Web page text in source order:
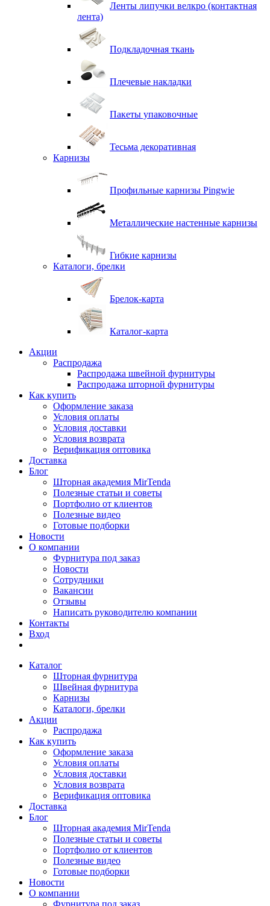
Ленты липучки велкро (контактная
лента)
Подкладочная ткань
Плечевые накладки
Пакеты упаковочные
Тесьма декоративная
Карнизы
Профильные карнизы Pingwie
Металлические настенные карнизы
Гибкие карнизы
Каталоги, брелки
Брелок-карта
Каталог-карта
Акции
Распродажа
Распродажа швейной фурнитуры
Распродажа шторной фурнитуры
Как купить
Оформление заказа
Условия оплаты
Условия доставки
Условия возврата
Верификация оптовика
Доставка
Блог
Шторная академия MirTenda
Полезные статьи и советы
Портфолио от клиентов
Полезные видео
Готовые подборки
Новости
О компании
Фурнитура под заказ
Новости
Сотрудники
Вакансии
Отзывы
Написать руководителю компании
Контакты
Вход
Каталог
Шторная фурнитура
Швейная фурнитура
Карнизы
Каталоги, брелки
Акции
Распродажа
Как купить
Оформление заказа
Условия оплаты
Условия доставки
Условия возврата
Верификация оптовика
Доставка
Блог
Шторная академия MirTenda
Полезные статьи и советы
Портфолио от клиентов
Полезные видео
Готовые подборки
Новости
О компании
Фурнитура под заказ